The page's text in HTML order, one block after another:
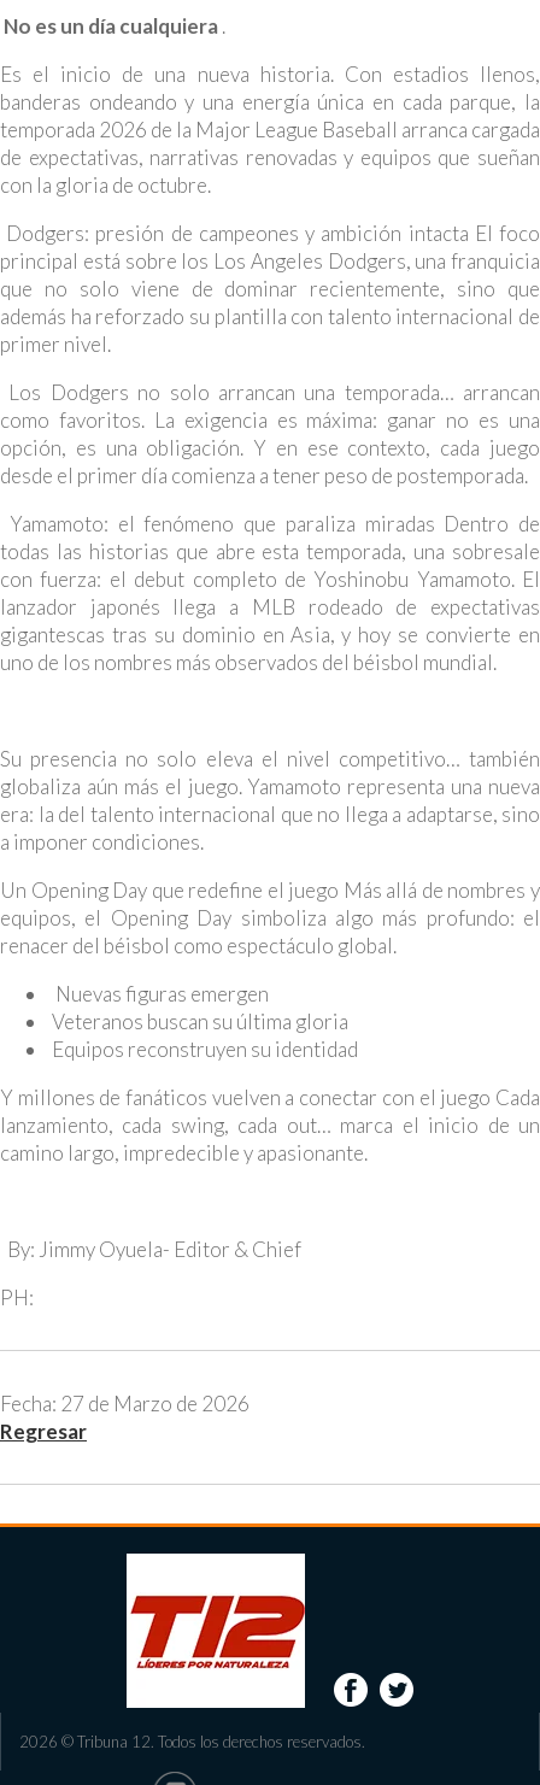
No es un día cualquiera.
Es el inicio de una nueva historia. Con estadios llenos,
banderas ondeando y una energía única en cada parque, la
temporada 2026 de la Major League Baseball arranca cargada
de expectativas, narrativas renovadas y equipos que sueñan
con la gloria de octubre.
Dodgers: presión de campeones y ambición intacta El foco
principal está sobre los Los Angeles Dodgers, una franquicia
que no solo viene de dominar recientemente, sino que
además ha reforzado su plantilla con talento internacional de
primer nivel.
Los Dodgers no solo arrancan una temporada… arrancan
como favoritos. La exigencia es máxima: ganar no es una
opción, es una obligación. Y en ese contexto, cada juego
desde el primer día comienza a tener peso de postemporada.
Yamamoto: el fenómeno que paraliza miradas Dentro de
todas las historias que abre esta temporada, una sobresale
con fuerza: el debut completo de Yoshinobu Yamamoto. El
lanzador japonés llega a MLB rodeado de expectativas
gigantescas tras su dominio en Asia, y hoy se convierte en
uno de los nombres más observados del béisbol mundial.
Su presencia no solo eleva el nivel competitivo… también
globaliza aún más el juego. Yamamoto representa una nueva
era: la del talento internacional que no llega a adaptarse, sino
a imponer condiciones.
Un Opening Day que redefine el juego Más allá de nombres y
equipos, el Opening Day simboliza algo más profundo: el
renacer del béisbol como espectáculo global.
Nuevas figuras emergen
Veteranos buscan su última gloria
Equipos reconstruyen su identidad
Y millones de fanáticos vuelven a conectar con el juego Cada
lanzamiento, cada swing, cada out… marca el inicio de un
camino largo, impredecible y apasionante.
By: Jimmy Oyuela- Editor & Chief
PH:
Fecha: 27 de Marzo de 2026
Regresar
2026 © Tribuna 12. Todos los derechos reservados.